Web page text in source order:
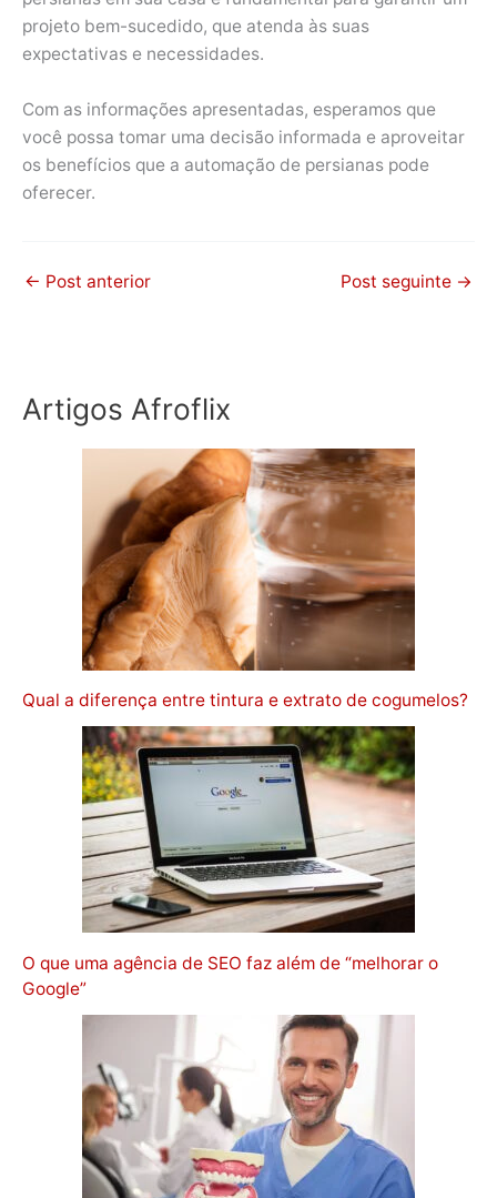
projeto bem-sucedido, que atenda às suas
expectativas e necessidades.
Com as informações apresentadas, esperamos que
você possa tomar uma decisão informada e aproveitar
os benefícios que a automação de persianas pode
oferecer.
← Post anterior Post seguinte →
Artigos Afroflix
Qual a diferença entre tintura e extrato de cogumelos?
O que uma agência de SEO faz além de “melhorar o
Google”